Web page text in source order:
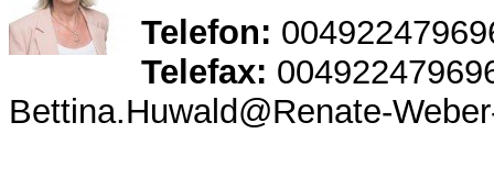
Telefon:
Telefax:
Bettina.Huwald@Renate-